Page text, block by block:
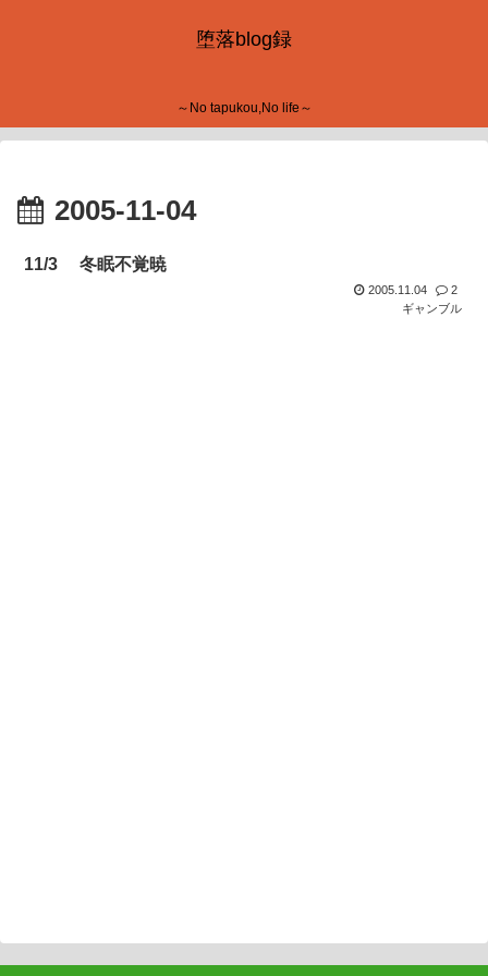
堕落blog録
～No tapukou,No life～
2005-11-04
11/3 冬眠不覚暁
2005.11.04
2
ギャンブル